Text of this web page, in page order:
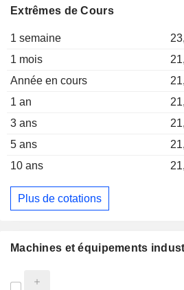
Extrêmes de Cours
1 semaine
1 mois
Année en cours
1 an
3 ans
5 ans
10 ans
Plus de cotations
Machines et équipements